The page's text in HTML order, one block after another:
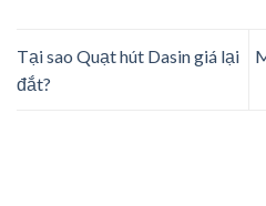
Tại sao Quạt hút Dasin giá lại
đắt?